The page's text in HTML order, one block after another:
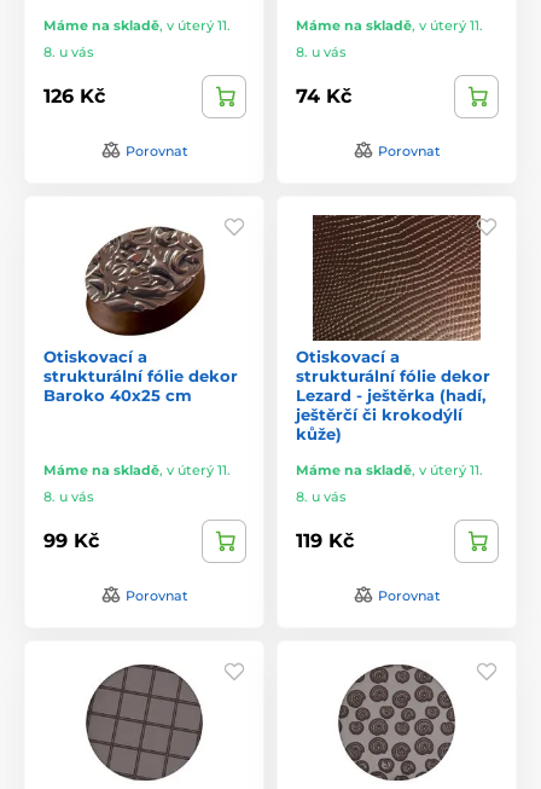
Máme na skladě, v úterý 11.
8. u vás
126 Kč
Porovnat
Máme na skladě, v úterý 11.
8. u vás
74 Kč
Porovnat
Otiskovací a
strukturální fólie dekor
Baroko 40x25 cm
Máme na skladě, v úterý 11.
8. u vás
99 Kč
Porovnat
Otiskovací a
strukturální fólie dekor
Lezard - ještěrka (hadí,
ještěrčí či krokodýlí
kůže)
Máme na skladě, v úterý 11.
8. u vás
119 Kč
Porovnat